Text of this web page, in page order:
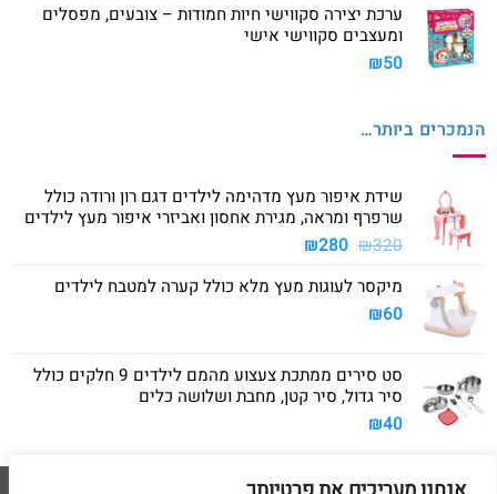
ערכת יצירה סקווישי חיות חמודות – צובעים, מפסלים
ומעצבים סקווישי אישי
₪50
הנמכרים ביותר…
שידת איפור מעץ מדהימה לילדים דגם רון ורודה כולל
שרפרף ומראה, מגירת אחסון ואביזרי איפור מעץ לילדים
₪320
המחיר
היה:
₪280 המחיר
הוא:
מיקסר לעוגות מעץ מלא כולל קערה למטבח לילדים
₪60
סט סירים ממתכת צעצוע מהמם לילדים 9 חלקים כולל
סיר גדול, סיר קטן, מחבת ושלושה כלים
₪40